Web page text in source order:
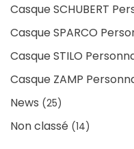
Casque SCHUBERT
Casque SPARCO
Casque STILO
Casque ZAMP
News (25)
Non classé (14)